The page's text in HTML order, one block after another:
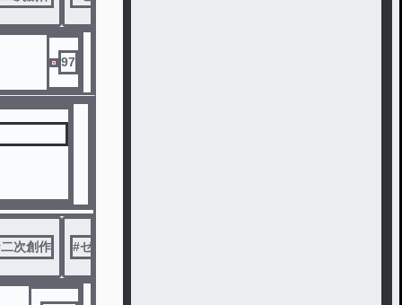
97
二次創作 #ゼラ